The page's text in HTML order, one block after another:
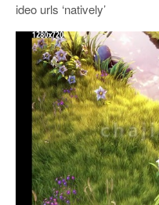
ideo urls ‘natively’